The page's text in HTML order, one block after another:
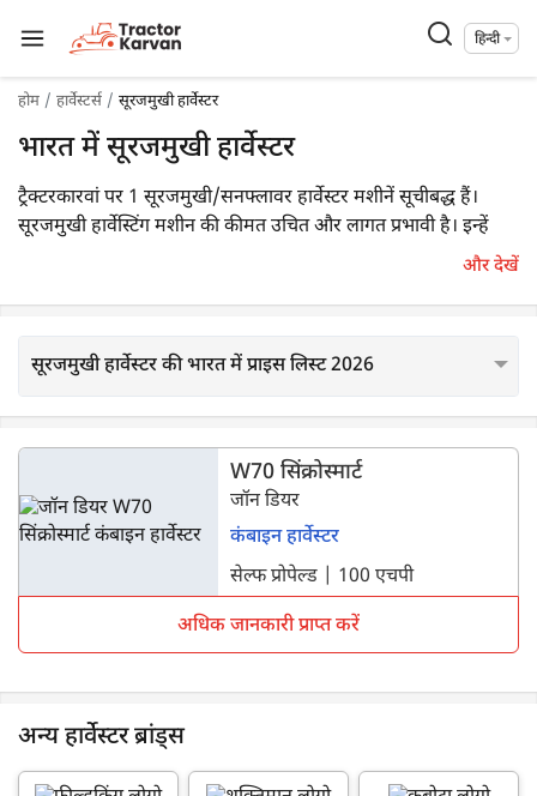
हिन्दी
होम हार्वेस्टर्स सूरजमुखी हार्वेस्टर
भारत में सूरजमुखी हार्वेस्टर
ट्रैक्टरकारवां पर 1 सूरजमुखी/सनफ्लावर हार्वेस्टर मशीनें सूचीबद्ध हैं।
सूरजमुखी हार्वेस्टिंग मशीन की कीमत उचित और लागत प्रभावी है। इन्हें
और देखें
सूरजमुखी हार्वेस्टर की भारत में प्राइस लिस्ट 2026
W70 सिंक्रोस्मार्ट
जॉन डियर
कंबाइन हार्वेस्टर
सेल्फ प्रोपेल्ड | 100 एचपी
अधिक जानकारी प्राप्त करें
अन्य हार्वेस्टर ब्रांड्स